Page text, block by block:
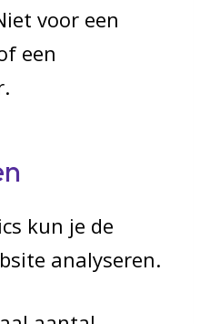
voor een
een
kun je de
analyseren.